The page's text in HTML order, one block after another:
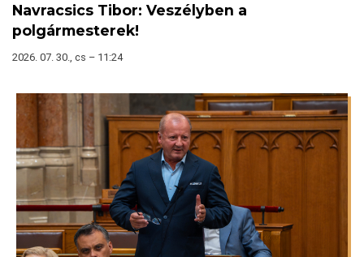
Navracsics Tibor: Veszélyben a
polgármesterek!
2026. 07. 30., cs – 11:24